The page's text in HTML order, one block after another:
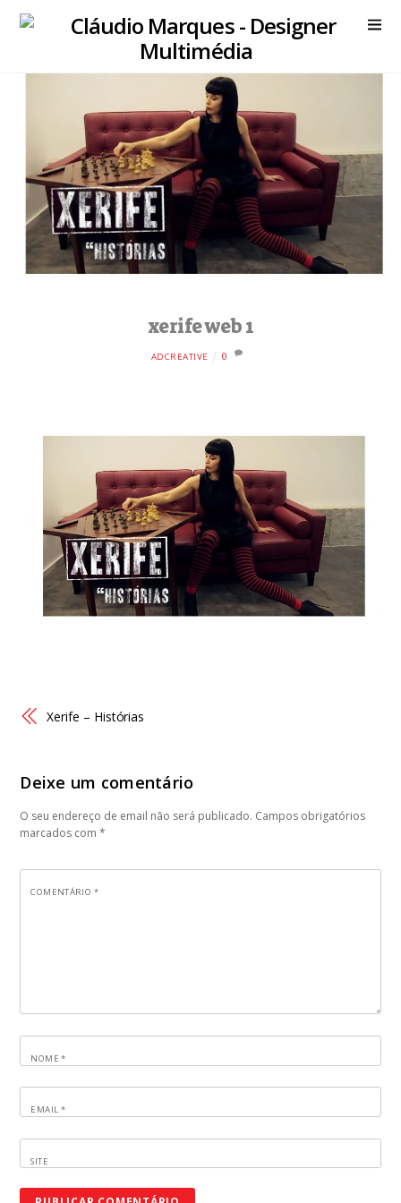
xerife web 1
ADCREATIVE 0
Xerife – Histórias
Deixe um comentário
O seu endereço de email não será publicado. Campos obrigatórios
marcados com*
COMENTÁRIO *
NOME*
EMAIL *
SITE